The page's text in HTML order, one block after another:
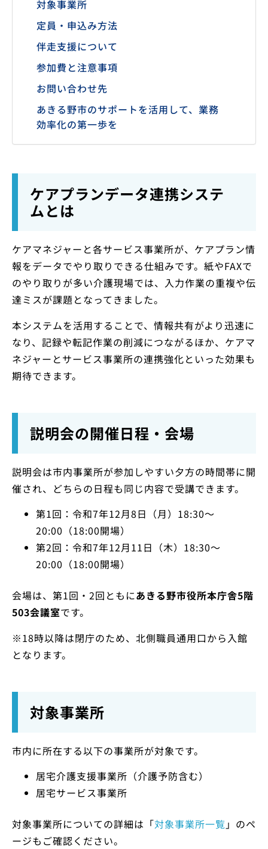
対象事業所
定員・申込み方法
伴走支援について
参加費と注意事項
お問い合わせ先
あきる野市のサポートを活用して、業務
効率化の第一歩を
ケアプランデータ連携システ
ムとは
ケアマネジャーと各サービス事業所が、ケアプラン情
報をデータでやり取りできる仕組みです。紙やFAXで
のやり取りが多い介護現場では、入力作業の重複や伝
達ミスが課題となってきました。
本システムを活用することで、情報共有がより迅速に
なり、記録や転記作業の削減につながるほか、ケアマ
ネジャーとサービス事業所の連携強化といった効果も
期待できます。
説明会の開催日程・会場
説明会は市内事業所が参加しやすい夕方の時間帯に開
催され、どちらの日程も同じ内容で受講できます。
第1回：令和7年12月8日（月）18:30〜
20:00（18:00開場）
第2回：令和7年12月11日（木）18:30〜
20:00（18:00開場）
会場は、第1回・2回ともにあきる野市役所本庁舎5階
503会議室です。
※18時以降は閉庁のため、北側職員通用口から入館
となります。
対象事業所
市内に所在する以下の事業所が対象です。
居宅介護支援事業所（介護予防含む）
居宅サービス事業所
対象事業所についての詳細は「対象事業所一覧 」のペ
ージもご確認ください。